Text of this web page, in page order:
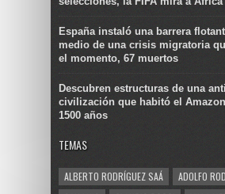
España instaló una barrera
medio de una crisis migratoria
el momento, 67 muertos
Descubren estructuras de una
civilización que habitó el
1500 años
TEMAS
ALBERTO RODRÍGUEZ SAÁ
ADOLFO